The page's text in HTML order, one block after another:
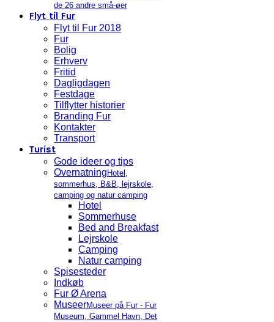
de 26 andre små-øer
Flyt til Fur
Flyt til Fur 2018
Fur
Bolig
Erhverv
Fritid
Dagligdagen
Festdage
Tilflytter historier
Branding Fur
Kontakter
Transport
Turist
Gode ideer og tips
Overnatning Hotel,
sommerhus, B&B, lejrskole,
camping og natur camping
Hotel
Sommerhuse
Bed and Breakfast
Lejrskole
Camping
Natur camping
Spisesteder
Indkøb
Fur Ø Arena
MuseerMuseer på Fur - Fur
Museum, Gammel Havn, Det